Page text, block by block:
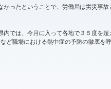
ったということで、労働局は労災事故
では、今月に入って各地で３５度を超
ど職場における熱中症の予防の徹底を